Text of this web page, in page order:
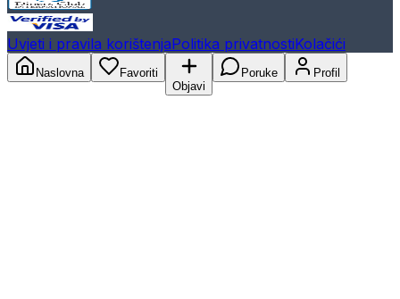
Uvjeti i pravila korištenjaPolitika privatnostiKolačići
Naslovna
Favoriti
Objavi
Poruke Profil